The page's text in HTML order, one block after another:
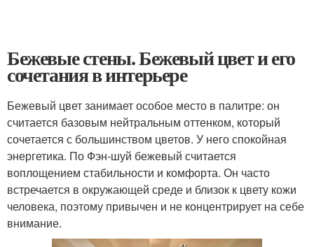
Бежевые стены. Бежевый цвет и его
сочетания в интерьере
Бежевый цвет занимает особое место в палитре: он
считается базовым нейтральным оттенком, который
сочетается с большинством цветов. У него спокойная
энергетика. По Фэн-шуй бежевый считается
воплощением стабильности и комфорта. Он часто
встречается в окружающей среде и близок к цвету кожи
человека, поэтому привычен и не концентрирует на себе
внимание.